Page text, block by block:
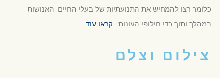
כלומר רצו להמחיש את התנועתיות של בעלי החיים והאנושות
במהלך ותוך כדי חילופי העונות. קראו עוד…
צילום וצלם